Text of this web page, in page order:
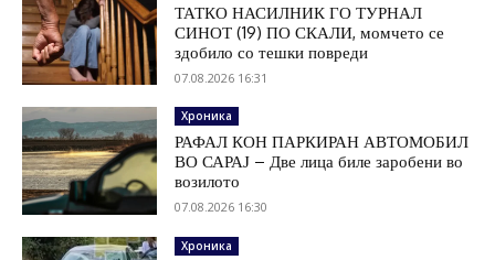
ТАТКО НАСИЛНИК ГО ТУРНАЛ
СИНОТ (19) ПО СКАЛИ, момчето се
здобило со тешки повреди
07.08.2026 16:31
Хроника
РАФАЛ КОН ПАРКИРАН АВТОМОБИЛ
ВО САРАЈ – Две лица биле заробени во
возилото
07.08.2026 16:30
Хроника